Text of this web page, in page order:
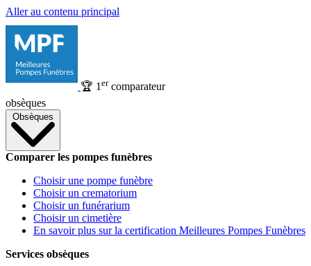
Aller au contenu principal
🏆 1 ercomparateur
obsèques
Obsèques
Comparer les pompes funèbres
Choisir une pompe funèbre
Choisir un crematorium
Choisir un funérarium
Choisir un cimetière
En savoir plus sur la certification Meilleures Pompes Funèbres
Services obsèques